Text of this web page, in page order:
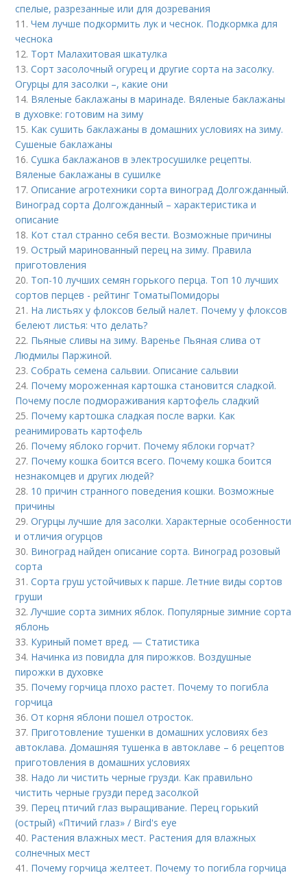
спелые, разрезанные или для дозревания
11.Чем лучше подкормить лук и чеснок. Подкормка для
чеснока
12. Торт Малахитовая шкатулка
13.Сорт засолочный огурец и другие сорта на засолку.
Огурцы для засолки –, какие они
14. Вяленые баклажаны в маринаде. Вяленые баклажаны
в духовке: готовим на зиму
15. Как сушить баклажаны в домашних условиях на зиму.
Сушеные баклажаны
16.Сушка баклажанов в электросушилке рецепты.
Вяленые баклажаны в сушилке
17.Описание агротехники сорта виноград Долгожданный.
Виноград сорта Долгожданный – характеристика и
описание
18. Кот стал странно себя вести. Возможные причины
19.Острый маринованный перец на зиму. Правила
приготовления
20. Топ-10 лучших семян горького перца. Топ 10 лучших
сортов перцев - рейтинг ТоматыПомидоры
21. На листьях у флоксов белый налет. Почему у флоксов
белеют листья: что делать?
22. Пьяные сливы на зиму. Варенье Пьяная слива от
Людмилы Паржиной.
23.Собрать семена сальвии. Описание сальвии
24. Почему мороженная картошка становится сладкой.
Почему после подмораживания картофель сладкий
25. Почему картошка сладкая после варки. Как
реанимировать картофель
26. Почему яблоко горчит. Почему яблоки горчат?
27. Почему кошка боится всего. Почему кошка боится
незнакомцев и других людей?
28. 10 причин странного поведения кошки. Возможные
причины
29.Огурцы лучшие для засолки. Характерные особенности
и отличия огурцов
30. Виноград найден описание сорта. Виноград розовый
сорта
31.Сорта груш устойчивых к парше. Летние виды сортов
груши
32. Лучшие сорта зимних яблок. Популярные зимние сорта
яблонь
33. Куриный помет вред. — Статистика
34. Начинка из повидла для пирожков. Воздушные
пирожки в духовке
35. Почему горчица плохо растет. Почему то погибла
горчица
36.От корня яблони пошел отросток.
37. Приготовление тушенки в домашних условиях без
автоклава. Домашняя тушенка в автоклаве – 6 рецептов
приготовления в домашних условиях
38. Надо ли чистить черные грузди. Как правильно
чистить черные грузди перед засолкой
39. Перец птичий глаз выращивание. Перец горький
(острый) «Птичий глаз» / Bird's eye
40. Растения влажных мест. Растения для влажных
солнечных мест
41. Почему горчица желтеет. Почему то погибла горчица